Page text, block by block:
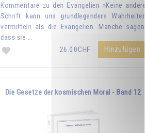
Kommentare zu den Evangelien »Keine andere
Schrift kann uns grundlegendere Wahrheiten
vermitteln als die Evangelien. Manche sagen,
dass sie …
26.00CHF
Hinzufügen
Die Gesetze der kosmischen Moral - Band 12